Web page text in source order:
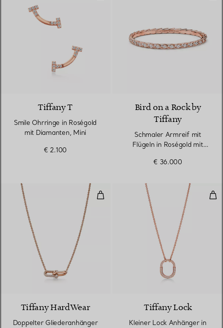
Tiffany T
Smile Ohrringe in Roségold
mit Diamanten, Mini
€ 2.100
Bird on a Rock by
Tiffany
Schmaler Armreif mit
Flügeln in Roségold mit
€ 36.000
Doppelter Gliederanhänger in
2 Materialien
Tiffany HardWear
Doppelter Gliederanhänger
Tiffany Lock
Kleiner Lock Anhänger in